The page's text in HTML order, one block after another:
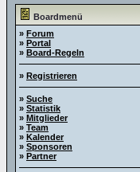
Boardmenü
» Forum
» Portal
» Board-Regeln
» Registrieren
» Suche
» Statistik
» Mitglieder
» Team
» Kalender
» Sponsoren
» Partner